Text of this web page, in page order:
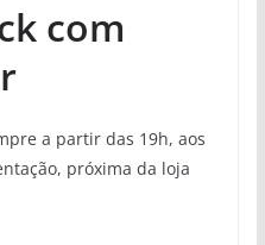
com
a partir das 19h, aos
próxima da loja